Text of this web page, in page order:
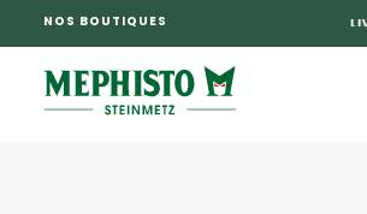
PASSER
AU
NOS BOUTIQUES